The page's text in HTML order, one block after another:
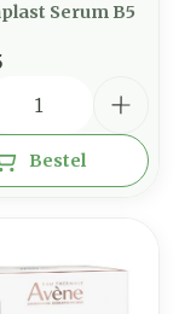
Serum B5
Bestel